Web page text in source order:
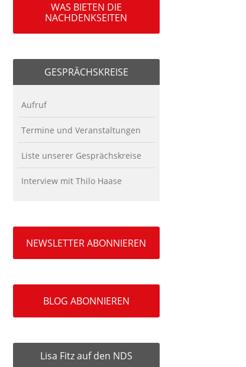
WAS BIETEN DIE
NACHDENKSEITEN
GESPRÄCHSKREISE
Aufruf
Termine und Veranstaltungen
Liste unserer Gesprächskreise
Interview mit Thilo Haase
NEWSLETTER ABONNIEREN
BLOG ABONNIEREN
Lisa Fitz auf den NDS